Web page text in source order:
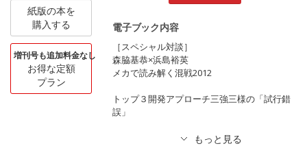
紙版の本を
購入する
増刊号も追加料金なし
お得な定額
プラン
電子ブック内容
［スペシャル対談］
森脇基恭×浜島裕英
メカで読み解く混戦2012
トップ３開発アプローチ三強三様の「試行錯
誤」